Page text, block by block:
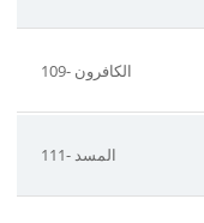
109- الكافرون
111- المسد